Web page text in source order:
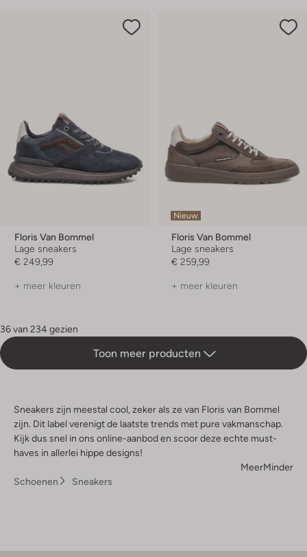
Floris Van Bommel
Lage sneakers
€ 249,99
+ meer kleuren
Nieuw
Floris Van Bommel
Lage sneakers
€ 259,99
+ meer kleuren
36 van 234 gezien
Toon meer producten
Sneakers zijn meestal cool, zeker als ze van Floris van Bommel
zijn. Dit label verenigt de laatste trends met pure vakmanschap.
Kijk dus snel in ons online-aanbod en scoor deze echte must-
haves in allerlei hippe designs!
MeerMinder
Schoenen
Sneakers